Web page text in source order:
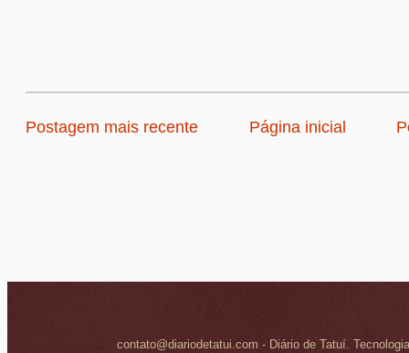
Postagem mais recente Página inicial
contato@diariodetatui.com - Diário de Tatuí.